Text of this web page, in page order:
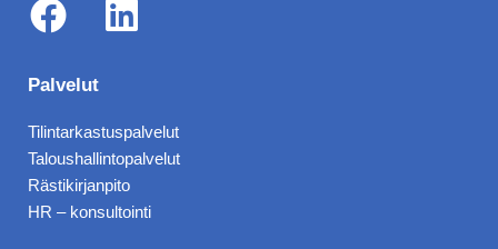
F
a
c
e
b
o
L
k
e
d
Palvelut
Tilintarkastuspalvelut
Taloushallintopalvelut
Rästikirjanpito
HR – konsultointi